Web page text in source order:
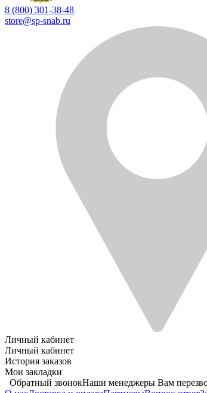
8 (800) 301-38-48
store@sp-snab.ru
Личный кабинет
Личный кабинет
История заказов
Мои закладки
Обратный звонокНаши менеджеры Вам